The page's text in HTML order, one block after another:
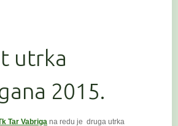
utrka
2015.
Tar Vabriga na redu je druga utrka